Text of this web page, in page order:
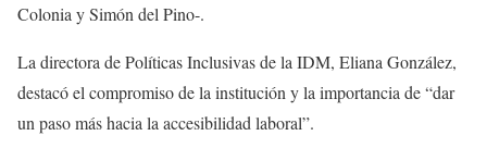
Colonia y Simón del Pino-.
La directora de Políticas Inclusivas de la IDM, Eliana González,
destacó el compromiso de la institución y la importancia de “dar
un paso más hacia la accesibilidad laboral”.